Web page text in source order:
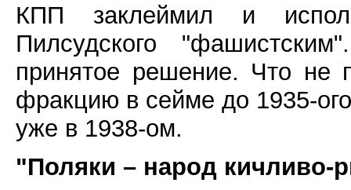
КПП заклеймил и
Пилсудского
принятое решение. Что не
фракцию в сейме до 1935-
уже в 1938-ом.
"Поляки – народ кичливо-